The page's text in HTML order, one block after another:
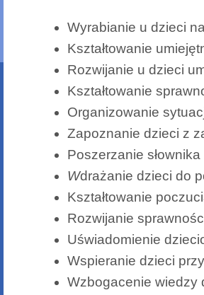
Wyrabianie u dzieci
Kształtowanie
Rozwijanie u dzieci
Kształtowanie
Organizowanie
Zapoznanie dzieci z
Poszerzanie
Wdrażanie dzieci do
Kształtowanie
Rozwijanie
Uświadomienie
Wspieranie dzieci
Wzbogacenie wiedzy